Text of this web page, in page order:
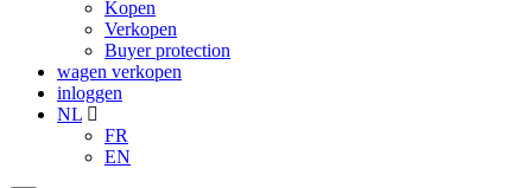
Kopen
Verkopen
Buyer protection
wagen verkopen
inloggen
NL
FR
EN